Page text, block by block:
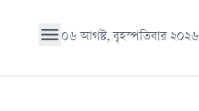
০৬ আগস্ট, বৃহস্পতিবার ২০২৬